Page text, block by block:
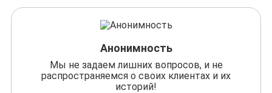
Анонимность
Мы не задаем лишних вопросов, и не
распространяемся о своих клиентах и их
историй!